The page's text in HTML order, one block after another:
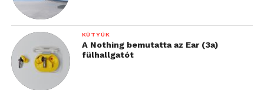
KÜTYÜK
A Nothing bemutatta az Ear (3a)
fülhallgatót